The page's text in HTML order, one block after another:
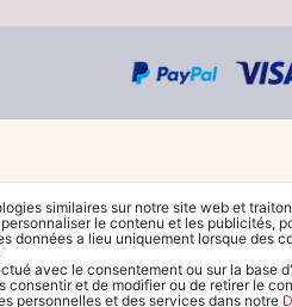
similaires sur notre site web et
le contenu et les publicités,
données a lieu uniquement lorsque des
avec le consentement ou sur la base
consentir et de modifier ou de retirer le
personnelles et des services dans notre